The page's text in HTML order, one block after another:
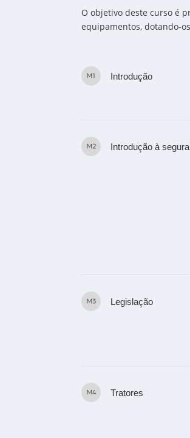
O objetivo deste curso é
equipamentos, dotando-
Introdução
Introdução à
Legislação
Tratores